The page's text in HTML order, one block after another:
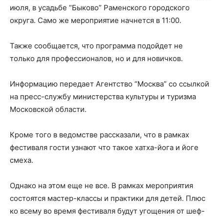
июля, в усадьбе “Быково” Раменского городского
округа. Само же мероприятие начнется в 11:00.
Также сообщается, что программа подойдет не
только для профессионалов, но и для новичков.
Информацию передает Агентство “Москва” со ссылкой
на пресс-службу министерства культуры и туризма
Московской области.
Кроме того в ведомстве рассказали, что в рамках
фестиваля гости узнают что такое хатха-йога и йоге
смеха.
Однако на этом еще не все. В рамках мероприятия
состоятся мастер-классы и практики для детей. Плюс
ко всему во время фестиваля будут угощения от шеф-